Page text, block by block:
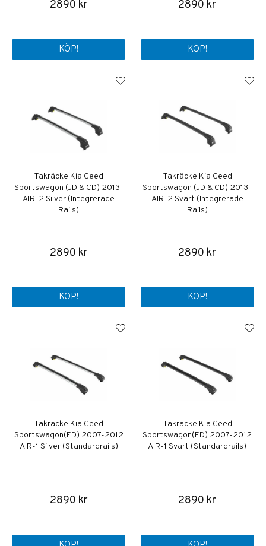
2890 kr
KÖP!
2890 kr
KÖP!
Takräcke Kia Ceed
Sportswagon (JD & CD) 2013-
AIR-2 Silver (Integrerade
Rails)
2890 kr
KÖP!
Takräcke Kia Ceed
Sportswagon (JD & CD) 2013-
AIR-2 Svart (Integrerade
Rails)
2890 kr
KÖP!
Takräcke Kia Ceed
Sportswagon(ED) 2007-2012
AIR-1 Silver (Standardrails)
2890 kr
Takräcke Kia Ceed
Sportswagon(ED) 2007-2012
AIR-1 Svart (Standardrails)
2890 kr